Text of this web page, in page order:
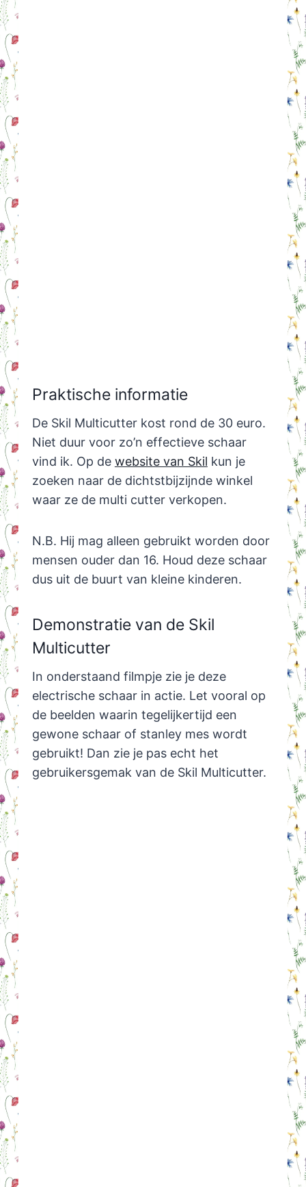
Praktische informatie
De Skil Multicutter kost rond de 30 euro.
Niet duur voor zo’n effectieve schaar
vind ik. Op de website van Skil kun je
zoeken naar de dichtstbijzijnde winkel
waar ze de multi cutter verkopen.
N.B. Hij mag alleen gebruikt worden door
mensen ouder dan 16. Houd deze schaar
dus uit de buurt van kleine kinderen.
Demonstratie van de Skil
Multicutter
In onderstaand filmpje zie je deze
electrische schaar in actie. Let vooral op
de beelden waarin tegelijkertijd een
gewone schaar of stanley mes wordt
gebruikt! Dan zie je pas echt het
gebruikersgemak van de Skil Multicutter.